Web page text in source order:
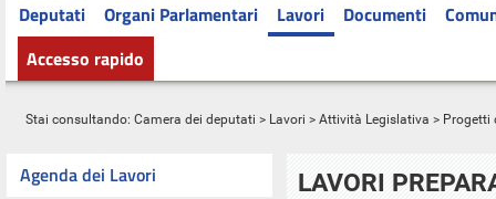
Deputati Organi Parlamentari Lavori Documenti
Accesso rapido
Stai consultando: Camera dei deputati > Lavori > Attività Legislativa > Progetti
Agenda dei Lavori
LAVORI